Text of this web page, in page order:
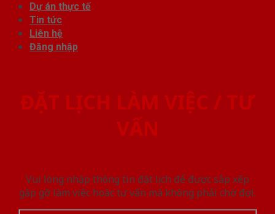
Dự án thực tế
Tin tức
Liên hệ
Đăng nhập
ĐẶT LỊCH LÀM VIỆC / TƯ
VẤN
Vui lòng nhập thông tin đặt lịch để được sắp xếp
gặp gỡ làm việc hoăc tư vấn mà không phải chờ đợi.